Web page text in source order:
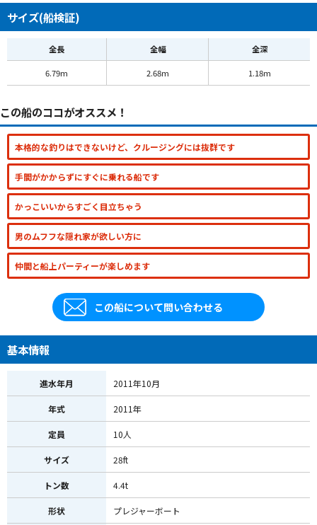
サイズ(船検証)
全長 全幅 全深
6.79m 2.68m 1.18m
この船のココがオススメ！
本格的な釣りはできないけど、クルージングには抜群です
手間がかからずにすぐに乗れる船です
かっこいいからすごく目立ちゃう
男のムフフな隠れ家が欲しい方に
仲間と船上パーティーが楽しめます
この船について問い合わせる
基本情報
進水年月 2011年10月
年式 2011年
定員 10人
サイズ 28ft
トン数 4.4t
形状 プレジャーボート